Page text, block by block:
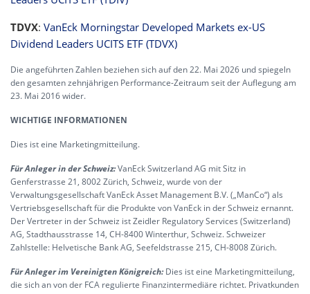
TDVX: VanEck Morningstar Developed Markets ex-US
Dividend Leaders UCITS ETF (TDVX)
Die angeführten Zahlen beziehen sich auf den 22. Mai 2026 und spiegeln
den gesamten zehnjährigen Performance-Zeitraum seit der Auflegung am
23. Mai 2016 wider.
WICHTIGE INFORMATIONEN
Dies ist eine Marketingmitteilung.
Für Anleger in der Schweiz:VanEck Switzerland AG mit Sitz in
Genferstrasse 21, 8002 Zürich, Schweiz, wurde von der
Verwaltungsgesellschaft VanEck Asset Management B.V. („ManCo“) als
Vertriebsgesellschaft für die Produkte von VanEck in der Schweiz ernannt.
Der Vertreter in der Schweiz ist Zeidler Regulatory Services (Switzerland)
AG, Stadthausstrasse 14, CH-8400 Winterthur, Schweiz. Schweizer
Zahlstelle: Helvetische Bank AG, Seefeldstrasse 215, CH-8008 Zürich.
Für Anleger im Vereinigten Königreich:Dies ist eine Marketingmitteilung,
die sich an von der FCA regulierte Finanzintermediäre richtet. Privatkunden